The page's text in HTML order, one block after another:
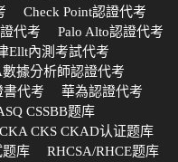
Check Point認證代考
代考
Palo Alto認證代考
Ellt內測考試代考
據分析師認證代考
書代考
華為認證代考
CSSBB题库
CKA CKS CKAD认证题库
库
RHCSA/RHCE题库